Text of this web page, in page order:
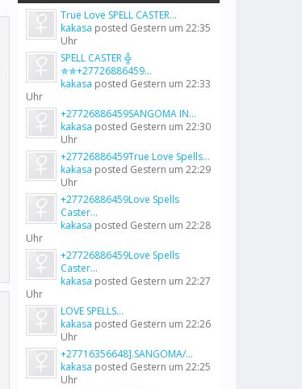
True Love SPELL CASTER...
kakasa posted Gestern um 22:35
Uhr
SPELL CASTER ╬
✯✯+27726886459...
kakasa posted Gestern um 22:33
Uhr
+27726886459SANGOMA IN...
kakasa posted Gestern um 22:30
Uhr
+27726886459True Love Spells...
kakasa posted Gestern um 22:29
Uhr
+27726886459Love Spells
Caster...
kakasa posted Gestern um 22:28
Uhr
+27726886459Love Spells
Caster...
kakasa posted Gestern um 22:27
Uhr
LOVE SPELLS...
kakasa posted Gestern um 22:26
Uhr
+27716356648].SANGOMA/...
kakasa posted Gestern um 22:25
Uhr